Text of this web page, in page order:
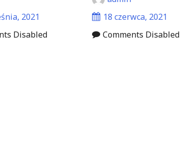
2021
Disabled
18 czerwca, 2021
Comments Disabled